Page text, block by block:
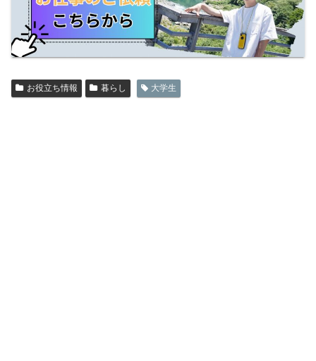
お役立ち情報 暮らし 大学生